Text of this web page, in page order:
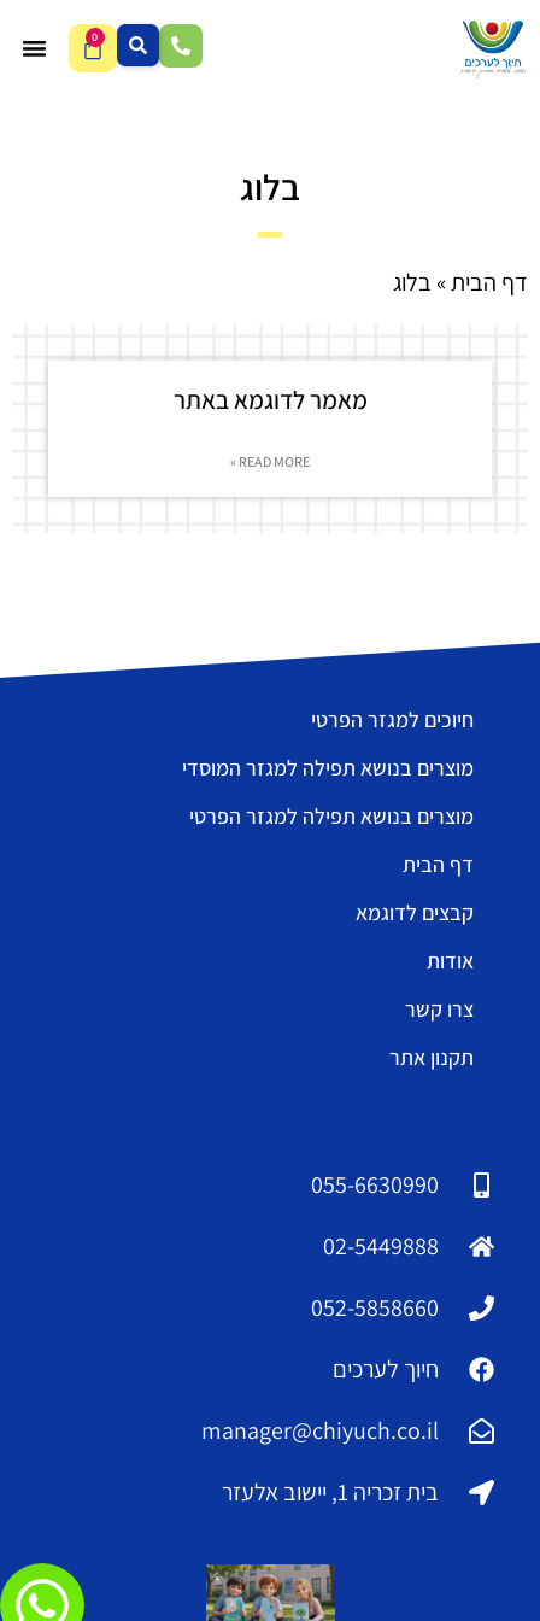
0
בלוג
דף הבית» בלוג
מאמר לדוגמא באתר
READ MORE »
חיוכים למגזר הפרטי
מוצרים בנושא תפילה למגזר המוסדי
מוצרים בנושא תפילה למגזר הפרטי
דף הבית
קבצים לדוגמא
אודות
צרו קשר
תקנון אתר
055-6630990
02-5449888
052-5858660
חיוך לערכים
manager@chiyuch.co.il
בית זכריה 1, יישוב אלעזר